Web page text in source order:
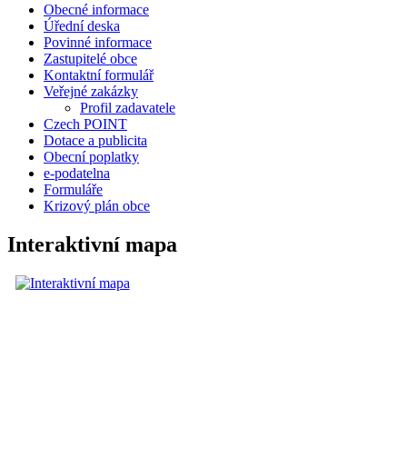
Obecné informace
Úřední deska
Povinné informace
Zastupitelé obce
Kontaktní formulář
Veřejné zakázky
Profil zadavatele
Czech POINT
Dotace a publicita
Obecní poplatky
e-podatelna
Formuláře
Krizový plán obce
Interaktivní mapa